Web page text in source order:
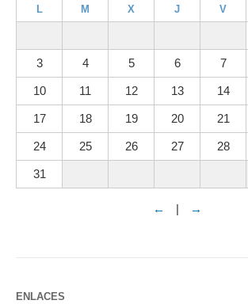
L M X J V
3 4 5 6 7
10 11 12 13 14
17 18 19 20 21
24 25 26 27 28
31
← | →
ENLACES